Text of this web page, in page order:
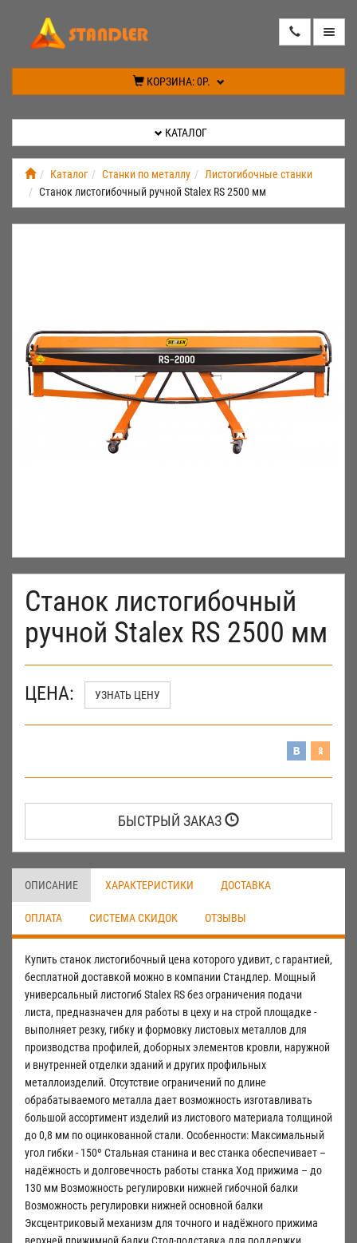
КОРЗИНА:0Р.
КАТАЛОГ
Каталог Станки по металлу
Листогибочные станки
Станок листогибочный ручной Stalex RS 2500 мм
Станок листогибочный
ручной Stalex RS 2500 мм
ЦЕНА: УЗНАТЬ ЦЕНУ
БЫСТРЫЙ ЗАКАЗ
ОПИСАНИЕ ХАРАКТЕРИСТИКИ ДОСТАВКА
ОПЛАТА СИСТЕМА СКИДОК ОТЗЫВЫ
Купить станок листогибочный цена которого удивит, с гарантией,
бесплатной доставкой можно в компании Стандлер. Мощный
универсальный листогиб Stalex RS без ограничения подачи
листа, предназначен для работы в цеху и на строй площадке -
выполняет резку, гибку и формовку листовых металлов для
производства профилей, доборных элементов кровли, наружной
и внутренней отделки зданий и других профильных
металлоизделий. Отсутствие ограничений по длине
обрабатываемого металла дает возможность изготавливать
большой ассортимент изделий из листового материала толщиной
до 0,8 мм по оцинкованной стали. Особенности: Максимальный
угол гибки - 150º Стальная станина и вес станка обеспечивает –
надёжность и долговечность работы станка Ход прижима – до
130 мм Возможность регулировки нижней гибочной балки
Возможность регулировки нижней основной балки
Эксцентриковый механизм для точного и надёжного прижима
верхней прижимной балки Стол-подставка для поддержки